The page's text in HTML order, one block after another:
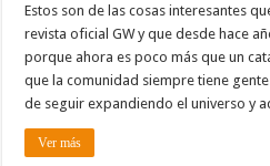
Estos son de las cosas interesantes
revista oficial GW y que desde hace
porque ahora es poco más que un
que la comunidad siempre tiene
de seguir expandiendo el universo y
Ver más